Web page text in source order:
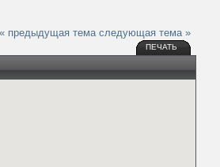
« предыдущая тема следующая тема »
ПЕЧАТЬ